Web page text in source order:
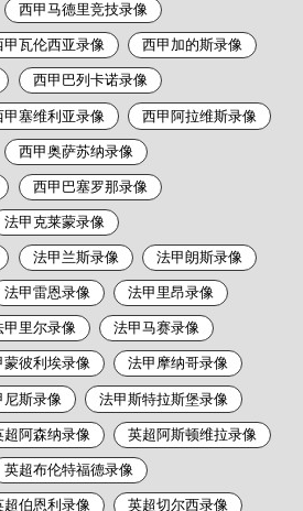
西甲马德里竞技录像
甲瓦伦西亚录像 西甲加的斯录像
西甲巴列卡诺录像
甲塞维利亚录像 西甲阿拉维斯录像
西甲奥萨苏纳录像
西甲巴塞罗那录像
法甲克莱蒙录像
法甲兰斯录像 法甲朗斯录像
法甲雷恩录像 法甲里昂录像
甲里尔录像 法甲马赛录像
蒙彼利埃录像 法甲摩纳哥录像
尼斯录像 法甲斯特拉斯堡录像
超阿森纳录像 英超阿斯顿维拉录像
英超布伦特福德录像
超伯恩利录像 英超切尔西录像